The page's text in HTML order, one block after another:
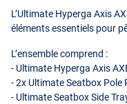
L’Ultimate Hyperga Axis
éléments essentiels pour
L’ensemble comprend :
- Ultimate Hyperga Axis
- 2x Ultimate Seatbox Pole
- Ultimate Seatbox Side